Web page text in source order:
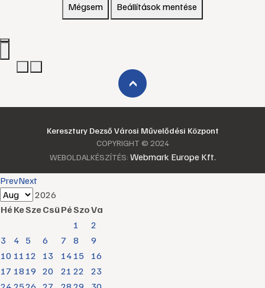
Mégsem Beállítások mentése
›
Keresztury Dezső Városi Művelődési Központ
COPYRIGHT © 2024
WEBOLDALKÉSZÍTÉS: Webmark Europe Kft.
PrevNext
2026
HéKeSzeCsüPéSzoVa
1
2
3
4 5 6 7 8
9
10 11 12 13 14 15
16
17 18 19 20 21 22
23